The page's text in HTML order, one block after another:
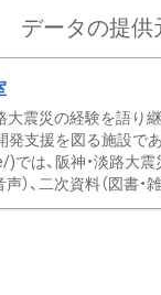
データの提供
大震災の経験を語
発支援を図る施設で
は、阪神・淡路大震
）、二次資料（図書・雑